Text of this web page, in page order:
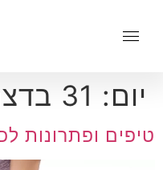
יום: 31 בדצמבר 2017
טיפים ופתרונות